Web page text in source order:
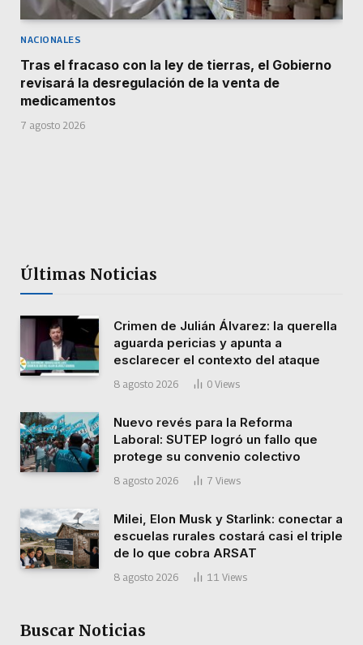
NACIONALES
Tras el fracaso con la ley de tierras, el Gobierno
revisará la desregulación de la venta de
medicamentos
7 agosto 2026
Últimas Noticias
Crimen de Julián Álvarez: la querella
aguarda pericias y apunta a
esclarecer el contexto del ataque
8 agosto 2026 0 Views
Nuevo revés para la Reforma
Laboral: SUTEP logró un fallo que
protege su convenio colectivo
8 agosto 2026 7 Views
Milei, Elon Musk y Starlink: conectar a
escuelas rurales costará casi el triple
de lo que cobra ARSAT
8 agosto 2026 11 Views
Buscar Noticias